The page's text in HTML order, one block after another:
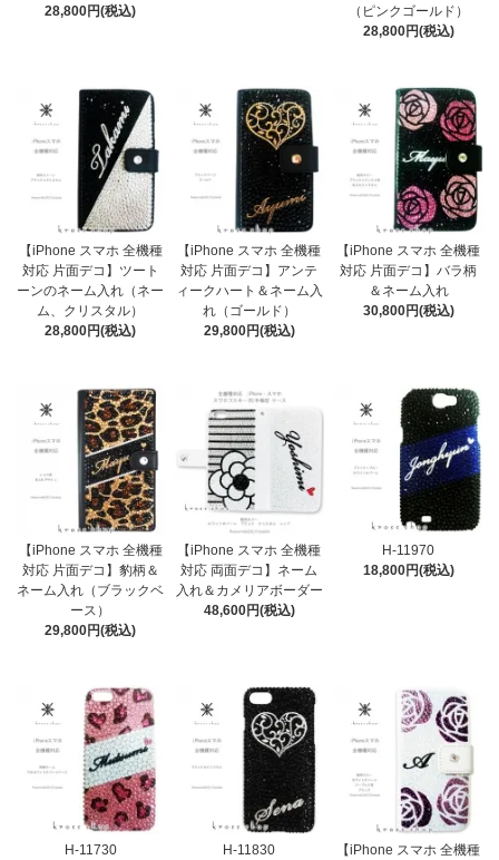
28,800円(税込)
（ピンクゴールド）
28,800円(税込)
【iPhone スマホ 全機種
対応 片面デコ】ツート
ーンのネーム入れ（ネー
ム、クリスタル）
28,800円(税込)
【iPhone スマホ 全機種
対応 片面デコ】アンテ
ィークハート＆ネーム入
れ（ゴールド）
29,800円(税込)
【iPhone スマホ 全機種
対応 片面デコ】バラ柄
＆ネーム入れ
30,800円(税込)
【iPhone スマホ 全機種
対応 片面デコ】豹柄＆
ネーム入れ（ブラックベ
ース）
29,800円(税込)
【iPhone スマホ 全機種
対応 両面デコ】ネーム
入れ＆カメリアボーダー
48,600円(税込)
H-11970
18,800円(税込)
H-11730
H-11830
【iPhone スマホ 全機種